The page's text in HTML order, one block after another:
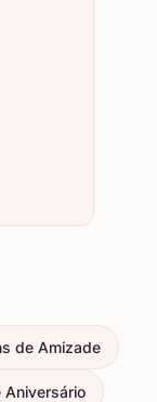
de Amizade
Aniversário